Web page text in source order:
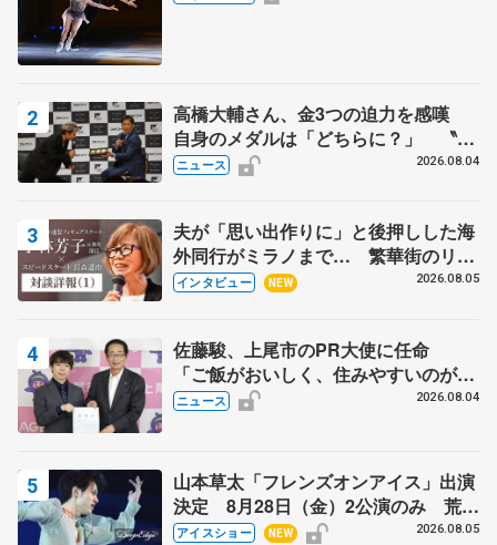
高橋大輔さん、金3つの迫力を感嘆
自身のメダルは「どちらに？」 〝リ
ス兄弟〟オリンピック3連覇の野村忠
ニュース 2026.08.04
夫が「思い出作りに」と後押しした海
外同行がミラノまで… 繁華街のリン
クでは不良のお兄さんも味方に 小林
インタビュー NEW 2026.08.05
佐藤駿、上尾市のPR大使に任命
「ご飯がおいしく、住みやすいのが魅
力」
ニュース 2026.08.04
山本草太「フレンズオンアイス」出演
決定 8月28日（金）2公演のみ 荒川
静香さんプロデュース、20周年のアイ
アイスショー NEW 2026.08.05